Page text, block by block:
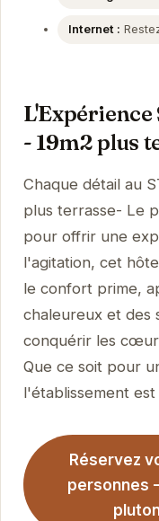
Internet :
L'Expérience
- 19m2 plus
Chaque détail au
plus terrasse- Le
pour offrir une
l'agitation, cet
le confort prime,
chaleureux et des
conquérir les
Que ce soit pour
l'établissement
Réservez
personnes